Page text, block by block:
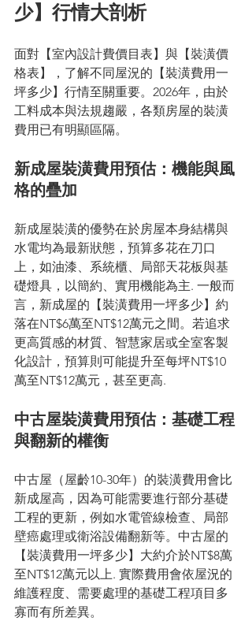
少】行情大剖析
面對【室內設計費價目表】與【裝潢價
格表】，了解不同屋況的【裝潢費用一
坪多少】行情至關重要。2026年，由於
工料成本與法規趨嚴，各類房屋的裝潢
費用已有明顯區隔。
新成屋裝潢費用預估：機能與風
格的疊加
新成屋裝潢的優勢在於房屋本身結構與
水電均為最新狀態，預算多花在刀口
上，如油漆、系統櫃、局部天花板與基
礎燈具，以簡約、實用機能為主. 一般而
言，新成屋的【裝潢費用一坪多少】約
落在NT$6萬至NT$12萬元之間。若追求
更高質感的材質、智慧家居或全室客製
化設計，預算則可能提升至每坪NT$10
萬至NT$12萬元，甚至更高.
中古屋裝潢費用預估：基礎工程
與翻新的權衡
中古屋（屋齡10-30年）的裝潢費用會比
新成屋高，因為可能需要進行部分基礎
工程的更新，例如水電管線檢查、局部
壁癌處理或衛浴設備翻新等。中古屋的
【裝潢費用一坪多少】大約介於NT$8萬
至NT$12萬元以上. 實際費用會依屋況的
維護程度、需要處理的基礎工程項目多
寡而有所差異。